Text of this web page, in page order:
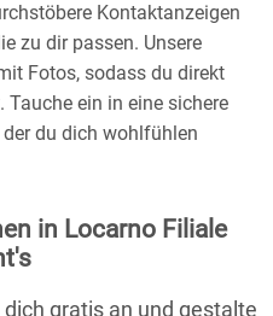
Kontaktanzeigen
zu dir passen. Unsere
Fotos, sodass du direkt
ein in eine sichere
du dich wohlfühlen
in Locarno Filiale
dich gratis an und gestalte